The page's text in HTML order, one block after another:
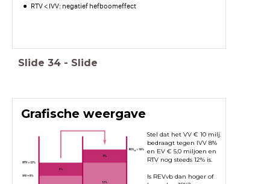
RTV < IVV: negatief hefboomeffect
Slide 34 - Slide
Grafische weergave
Stel dat het VV € 10 milj.
bedraagt tegen IVV 8%
en EV € 5,0 miljoen en
RTV nog steeds 12% is.
Is REVvb dan hoger of